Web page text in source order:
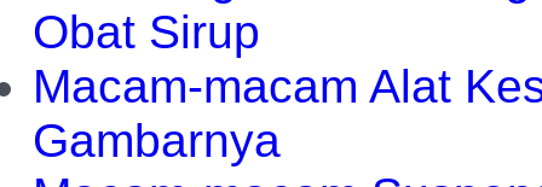
Obat Sirup
Macam-macam Alat
Gambarnya